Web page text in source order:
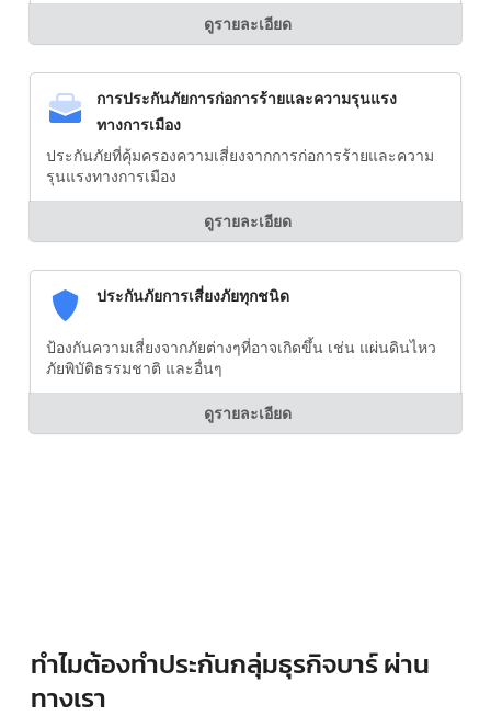
ดูรายละเอียด
การประกันภัยการก่อการร้ายและความรุนแรง
ทางการเมือง
ประกันภัยที่คุ้มครองความเสี่ยงจากการก่อการร้ายและความ
รุนแรงทางการเมือง
ดูรายละเอียด
ประกันภัยการเสี่ยงภัยทุกชนิด
ป้องกันความเสี่ยงจากภัยต่างๆที่อาจเกิดขึ้น เช่น แผ่นดินไหว
ภัยพิบัติธรรมชาติ และอื่นๆ
ดูรายละเอียด
ทำไมต้องทำประกันกลุ่มธุรกิจบาร์ ผ่าน
ทางเรา